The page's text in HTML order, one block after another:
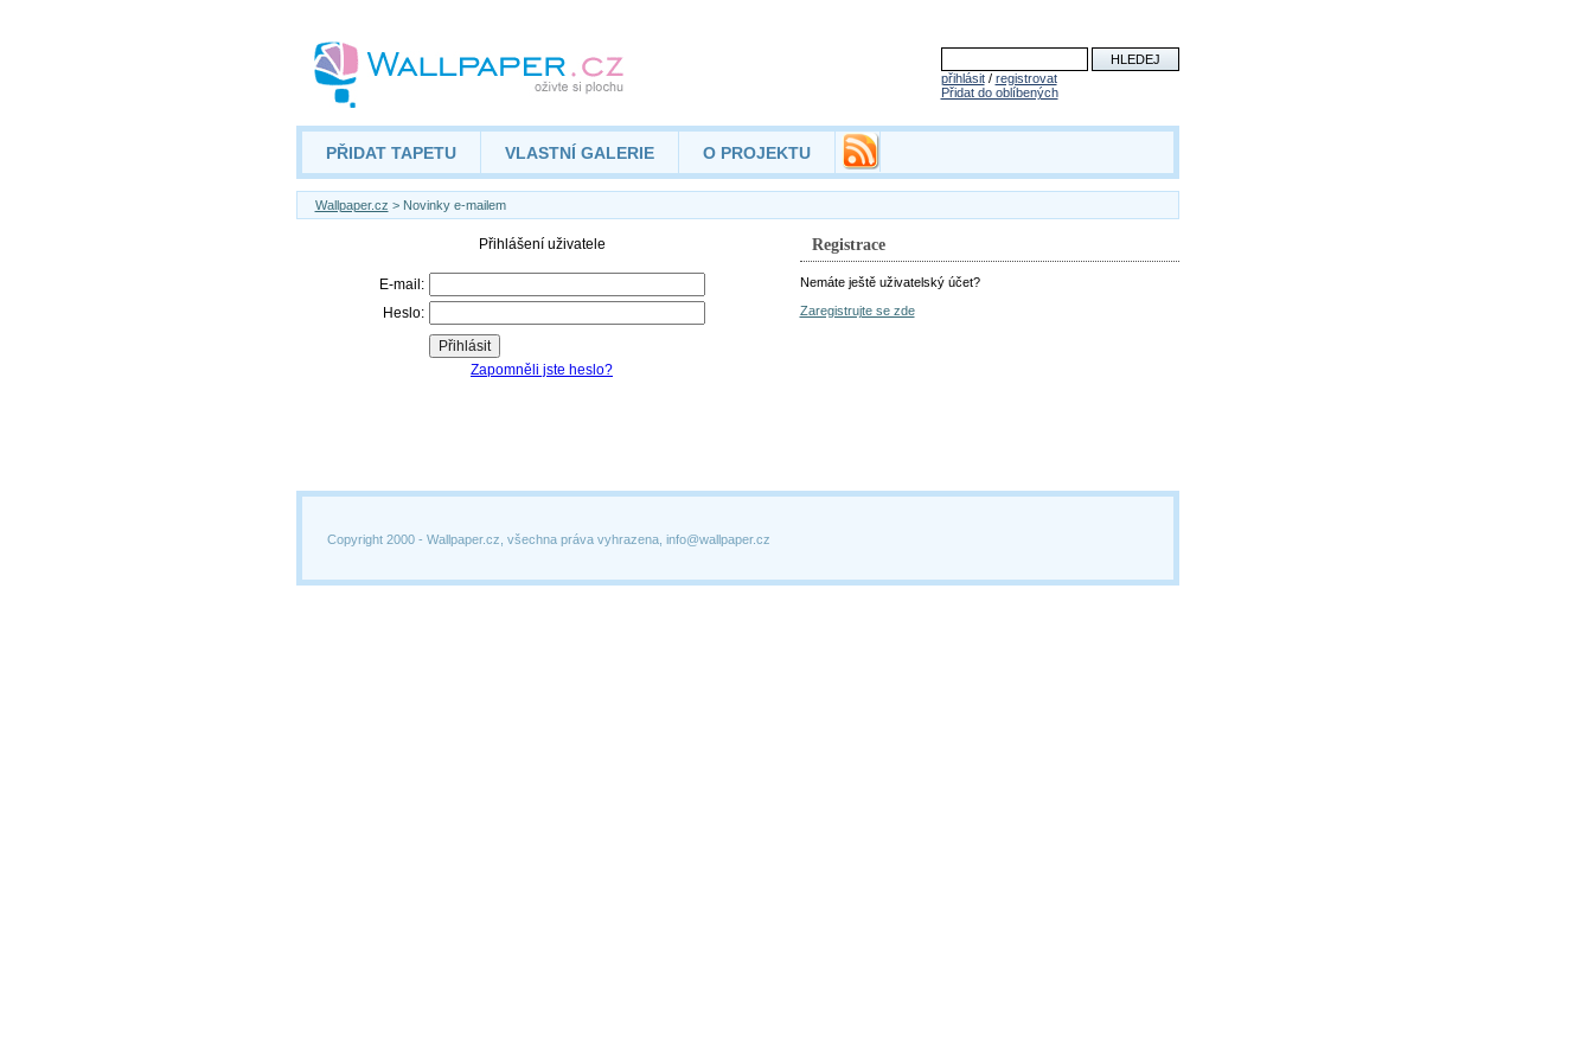
přihlásit/ registrovat
Přidat do oblíbených
PŘIDAT TAPETU VLASTNÍ GALERIE O PROJEKTU
Wallpaper.cz > Novinky e-mailem
Registrace
Nemáte ještě uživatelský účet?
Zaregistrujte se zde
Copyright 2000 - Wallpaper.cz, všechna práva vyhrazena, info@wallpaper.cz